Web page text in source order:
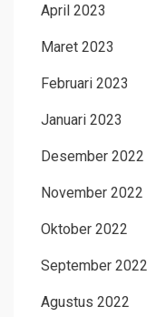
April 2023
Maret 2023
Februari 2023
Januari 2023
Desember 2022
November 2022
Oktober 2022
September 2022
Agustus 2022